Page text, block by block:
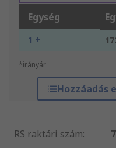
Egység
1 +
*irányár
Hozzáadás
RS raktári szám: